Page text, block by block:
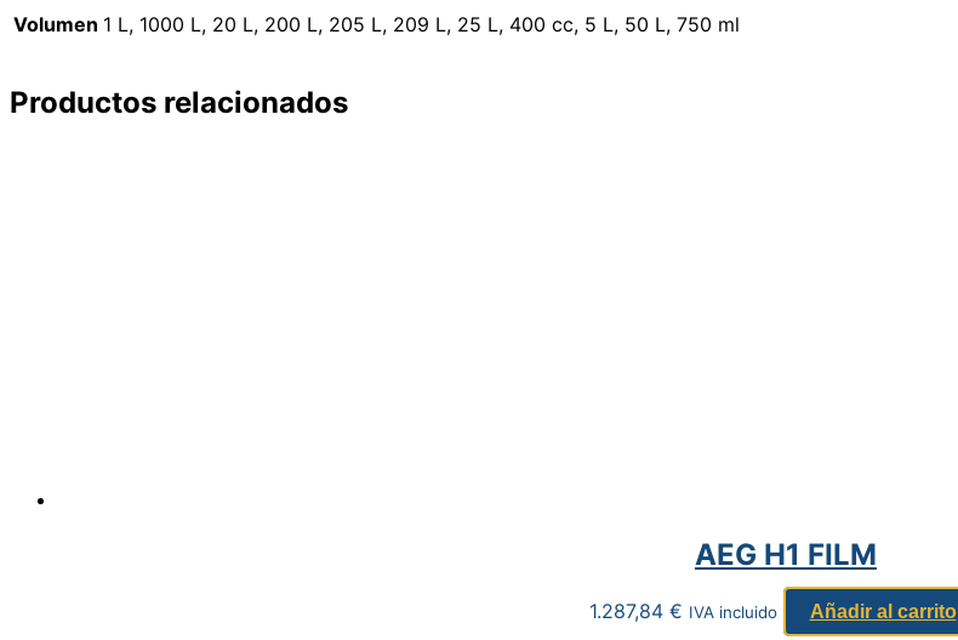
Volumen 1 L, 1000 L, 20 L, 200 L, 205 L, 209 L, 25 L, 400 cc, 5 L, 50 L, 750 ml
Productos relacionados
AEG H1 FILM
1.287,84 € IVA incluido Añadir al carrito